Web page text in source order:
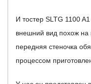
И тостер SLTG 1100
внешний вид похож
передняя стеночка
процессом